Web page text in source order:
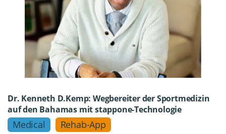
Dr. Kenneth D.Kemp: Wegbereiter der Sportmedizin
auf den Bahamas mit stappone-Technologie
Medical Rehab-App